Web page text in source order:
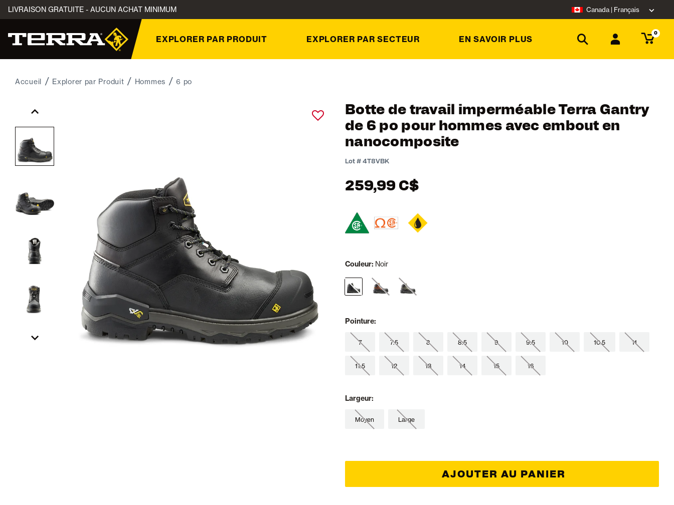
LIVRAISON GRATUITE - AUCUN ACHAT MINIMUM Canada | Français
EXPLORER PAR PRODUIT EXPLORER PAR SECTEUR EN SAVOIR PLUS
0
Accueil Explorer par Produit Hommes 6 po
Botte de travail imperméable Terra Gantry
de 6 po pour hommes avec embout en
nanocomposite
Lot # 4T8VBK
5 out of 5 Customer Rating
259,99 C$
Couleur: Noir
Pointure:
7 7.5 8 8.5 9 9.5 10 10.5 11
11.5 12 13 14 15 16
Largeur:
Moyen Large
AJOUTER AU PANIER